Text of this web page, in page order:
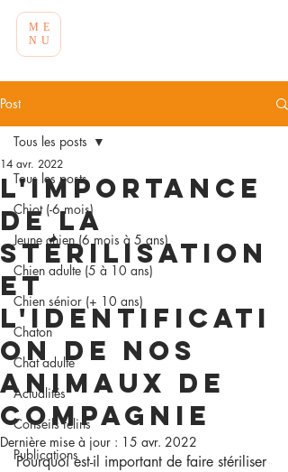
ME
NU
Post
Tous les posts
Chiot (-6 mois)
Jeune chien (6 mois à 5 ans)
Chien adulte (5 à 10 ans)
Chien sénior (+ 10 ans)
Chaton
Chat adulte
Actualités
Conseils félins
Publications
Tous les posts
L'importance
de la
Stérilisation
et
l'identificati
on de nos
animaux de
compagnie
14 avr. 2022
Dernière mise à jour : 15 avr. 2022
Pourquoi est-il important de faire stériliser